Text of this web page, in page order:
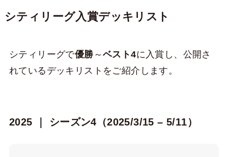
シティリーグ入賞デッキリスト
シティリーグで優勝 ～ ベスト4に入賞し、公開さ
れているデッキリストをご紹介します。
2025 ｜ シーズン4（2025/3/15 – 5/11）